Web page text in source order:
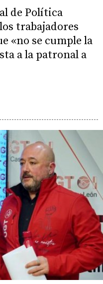
de Política
trabajadores
«no se cumple la
a la patronal a